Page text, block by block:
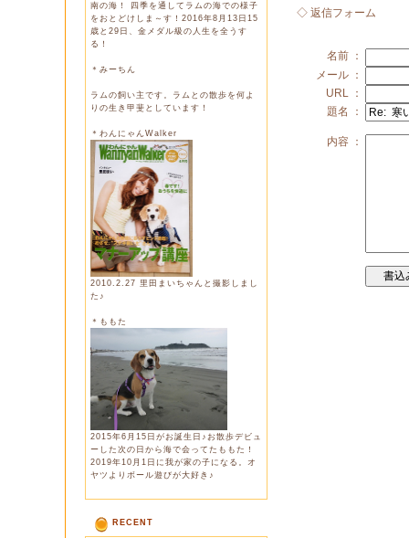
南の海！ 四季を通してラムの海での様子
をおとどけしま～す！2016年8月13日15
歳と29日、金メダル級の人生を全うす
る！
＊みーちん
ラムの飼い主です。ラムとの散歩を何よ
りの生き甲斐としています！
＊わんにゃんWalker
2010.2.27 里田まいちゃんと撮影しまし
た♪
＊ももた
2015年6月15日がお誕生日♪お散歩デビュ
ーした次の日から海で会ってたももた！
2019年10月1日に我が家の子になる。オ
ヤツよりボール遊びが大好き♪
RECENT
◇ 返信フォーム
名前 ：
メール ：
URL ：
題名 ：
内容 ：